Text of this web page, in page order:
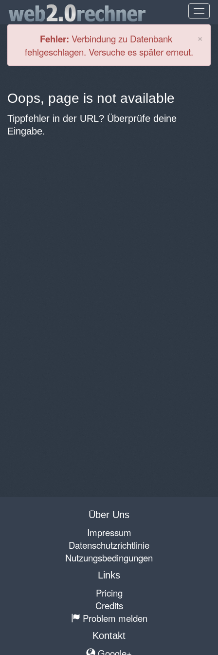
×
Fehler: Verbindung zu Datenbank
fehlgeschlagen. Versuche es später erneut.
Oops, page is not available
Tippfehler in der URL? Überprüfe deine
Eingabe.
Über Uns
Impressum
Datenschutzrichtlinie
Nutzungsbedingungen
Links
Pricing
Credits
Problem melden
Kontakt